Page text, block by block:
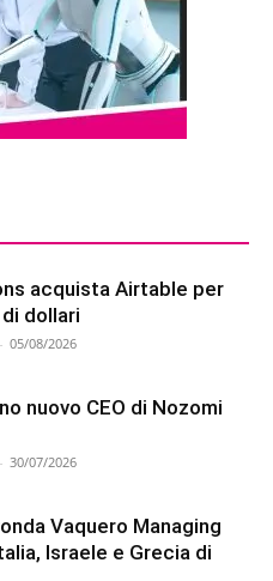
acquista Airtable per
dollari
- 05/08/2026
nuovo CEO di Nozomi
- 30/07/2026
Vaquero Managing
Israele e Grecia di